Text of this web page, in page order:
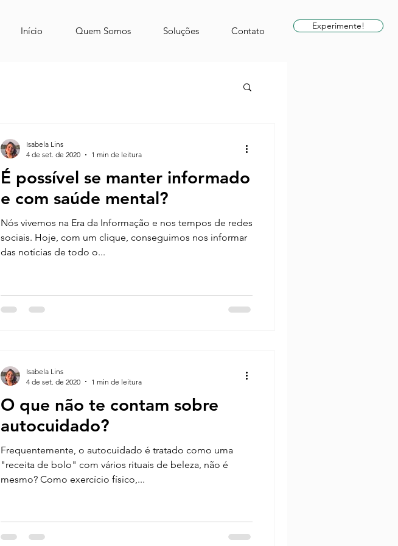
Início Quem Somos Soluções Contato Experimente!
É possível se manter informado
e com saúde mental?
Nós vivemos na Era da Informação e nos tempos de redes
sociais. Hoje, com um clique, conseguimos nos informar
das notícias de todo o...
Isabela Lins
4 de set. de 2020
1 min de leitura
O que não te contam sobre
autocuidado?
Frequentemente, o autocuidado é tratado como uma
"receita de bolo" com vários rituais de beleza, não é
mesmo? Como exercício físico,...
Isabela Lins
4 de set. de 2020
1 min de leitura